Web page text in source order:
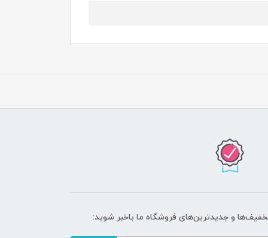
و جدیدترین‌های فروشگاه ما باخبر شوید: